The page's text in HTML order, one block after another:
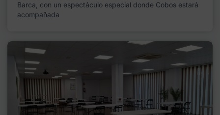
Barca, con un espectáculo especial donde Cobos estará
acompañada